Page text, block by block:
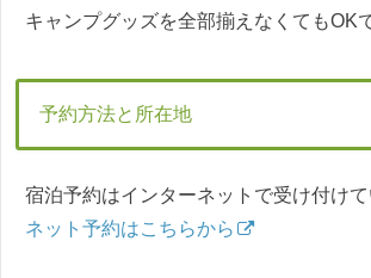
キャンプグッズを全部揃えなくてもOK
予約方法と所在地
宿泊予約はインターネットで受け付けて
ネット予約はこちらから